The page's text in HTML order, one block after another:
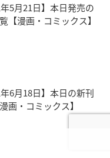
年5月21日】本日発売の
【漫画・コミックス】
年6月18日】本日の新刊
画・コミックス】